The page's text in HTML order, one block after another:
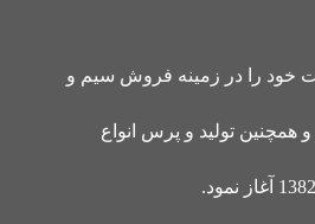
خود را در زمینه فروش سیم و
تولید و پرس انواع